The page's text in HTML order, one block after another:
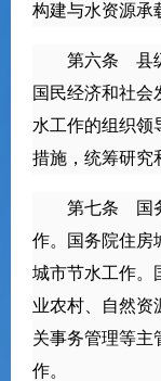
构建与水资源承
第六条 县级
国民经济和社会
水工作的组织领
措施，统筹研究
第七条 国务
作。国务院住房
城市节水工作。
业农村、自然资
关事务管理等主
作。